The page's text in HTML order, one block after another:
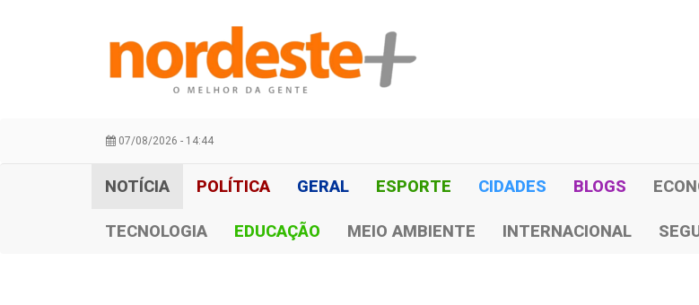
07/08/2026 - 14:44
NOTÍCIA POLÍTICA GERAL ESPORTE CIDADES BLOGS
TECNOLOGIA EDUCAÇÃO MEIO AMBIENTE INTERNACIONAL